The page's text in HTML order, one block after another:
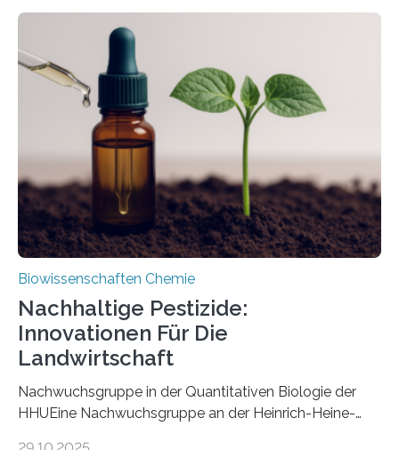
Region Kachin in Myanmar und hat sich in
ausgezeichnetem Zustand erhalten. Es konnte als neue
Art einer neuen Gattung beschrieben werden und trägt
nun den Namen Cretosabethes primaevus. Dieser erste
fossile Nachweis einer Stechmückenlarve in Bernstein
stellt gleichzeitig den ersten Fossilfund einer
Mückenlarve aus dem Mesozoikum dar, denn…
Biowissenschaften Chemie
Nachhaltige Pestizide:
Innovationen Für Die
Landwirtschaft
Nachwuchsgruppe in der Quantitativen Biologie der
HHUEine Nachwuchsgruppe an der Heinrich-Heine-